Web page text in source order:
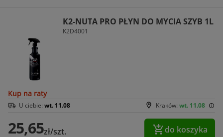
K2-NUTA PRO PŁYN DO MYCIA SZYB 1L
K2D4001
Kup na raty
Kraków: wt. 11.08
U ciebie: wt. 11.08
25,65zł/szt. do koszyka